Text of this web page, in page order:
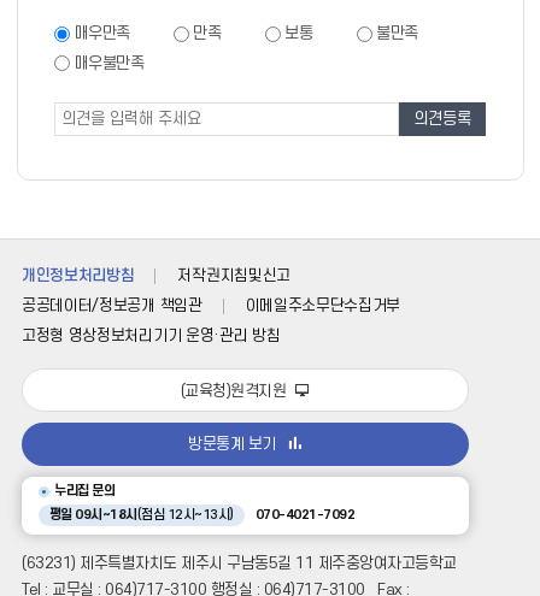
만
족
조
사
매우만족 만족 보통
불만족
매우불만족
개인정보처리방침
저작권지침및신고
공공데이터/정보공개 책임관
이메일주소무단수집거부
고정형 영상정보처리기기 운영·관리 방침
(교육청)원격지원
방문통계 보기
누리집 문의
평일 09시~18시 (점심 12시~13시) 070-4021-7092
(63231) 제주특별자치도 제주시 구남동5길 11 제주중앙여자고등학교
Tel : 교무실 : 064)717-3100 행정실 : 064)717-3100 Fax :